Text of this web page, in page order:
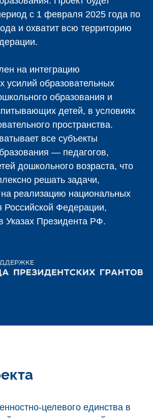
с 1 февраля 2025 года по
и охватит всю территорию
на интеграцию
усилий образовательных
образования и
детей, в условиях
пространства.
все субъекты
— педагогов,
дошкольного возраста, что
решать задачи,
реализацию национальных
Российской Федерации,
Указах Президента РФ.
целевого единства в